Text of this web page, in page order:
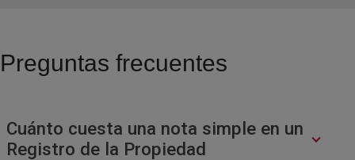
Preguntas frecuentes
Cuánto cuesta una nota simple en un
Registro de la Propiedad